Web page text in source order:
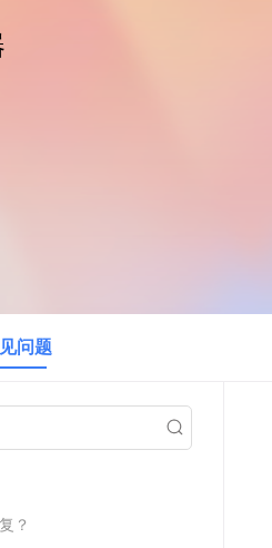
问题
？